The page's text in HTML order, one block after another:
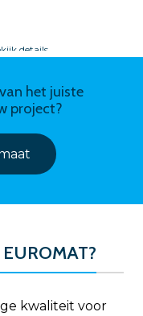
details
het juiste
project?
kwaliteit voor